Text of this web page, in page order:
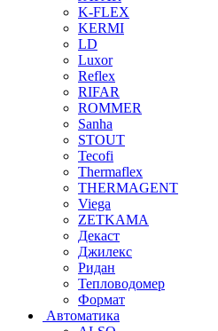
K-FLEX
KERMI
LD
Luxor
Reflex
RIFAR
ROMMER
Sanha
STOUT
Tecofi
Thermaflex
THERMAGENT
Viega
ZETKAMA
Декаст
Джилекс
Ридан
Тепловодомер
Формат
Автоматика